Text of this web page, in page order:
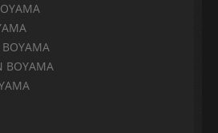
BOYAMA
BOYAMA